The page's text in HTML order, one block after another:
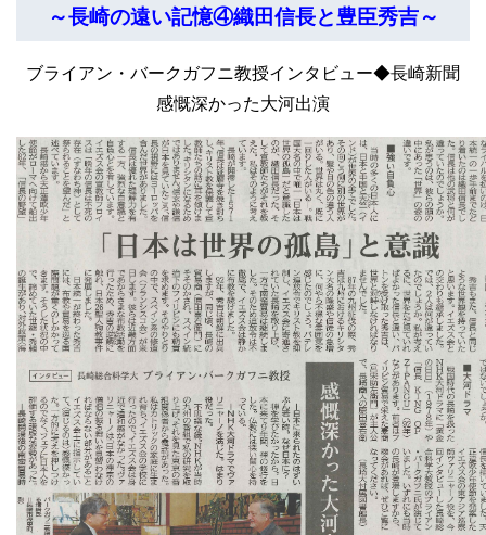
企業の方
卒業生の方
学生・教職員の方
お問い合わせ
緊急時のお知らせ
このサイトについて
プライバシーポリシー
お問い合わせフォーム
閉じる
～長崎の遠い記憶④織田信長と豊臣秀吉～
ブライアン・バークガフニ教授インタビュー◆長崎新聞
感慨深かった大河出演